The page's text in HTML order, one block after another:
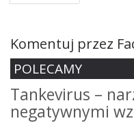
Komentuj przez
POLECAMY
Tankevirus –
negatywnymi